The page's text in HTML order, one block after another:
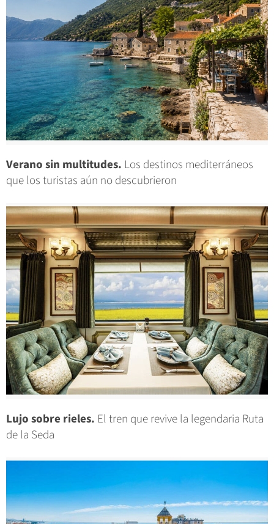
Verano sin multitudes. Los destinos mediterráneos
que los turistas aún no descubrieron
Lujo sobre rieles. El tren que revive la legendaria Ruta
de la Seda